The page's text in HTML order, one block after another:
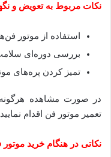
نکات مربوط به تعویض و
استفاده از موتور
بررسی دوره‌ای
تمیز کردن پره‌های
در صورت مشاهده هرگونه
تعمیر موتور فن اقدام
نکاتی در هنگام خرید